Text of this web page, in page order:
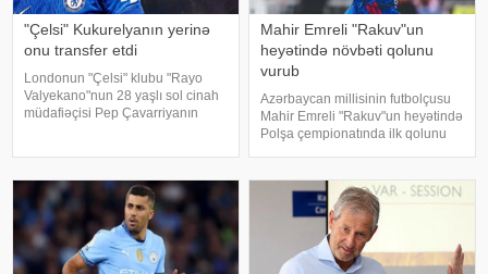
"Çelsi" Kukurelyanın yerinə
onu transfer etdi
Londonun "Çelsi" klubu "Rayo
Valyekano"nun 28 yaşlı sol cinah
müdafiəçisi Pep Çavarriyanın
Mahir Emreli "Rakuv"un
heyətində növbəti qolunu
vurub
Azərbaycan millisinin futbolçusu
Mahir Emreli "Rakuv"un heyətində
Polşa çempionatında ilk qolunu
komandasına qarşı səfər
oyununda fərqlənib